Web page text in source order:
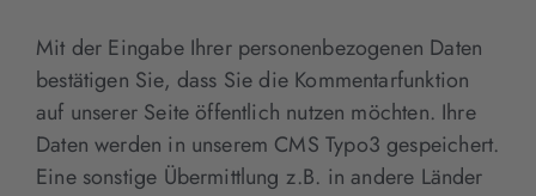
Mit der Eingabe Ihrer personenbezogenen Daten
bestätigen Sie, dass Sie die Kommentarfunktion
auf unserer Seite öffentlich nutzen möchten. Ihre
Daten werden in unserem CMS Typo3 gespeichert.
Eine sonstige Übermittlung z.B. in andere Länder